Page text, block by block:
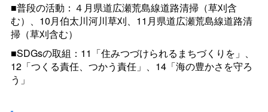
■普段の活動：４月県道広瀬荒島線道路清掃（草刈含
む）、10月伯太川河川草刈、11月県道広瀬荒島線道路清
掃（草刈含む）
■SDGsの取組：11「住みつづけられるまちづくりを」、
12「つくる責任、つかう責任」、14「海の豊かさを守ろ
う」